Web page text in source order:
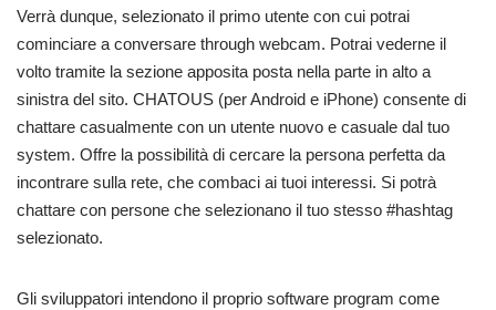
Verrà dunque, selezionato il primo utente con cui potrai
cominciare a conversare through webcam. Potrai vederne il
volto tramite la sezione apposita posta nella parte in alto a
sinistra del sito. CHATOUS (per Android e iPhone) consente di
chattare casualmente con un utente nuovo e casuale dal tuo
system. Offre la possibilità di cercare la persona perfetta da
incontrare sulla rete, che combaci ai tuoi interessi. Si potrà
chattare con persone che selezionano il tuo stesso #hashtag
selezionato.
Gli sviluppatori intendono il proprio software program come